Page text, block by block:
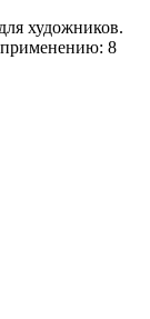
художников.
применению: 8